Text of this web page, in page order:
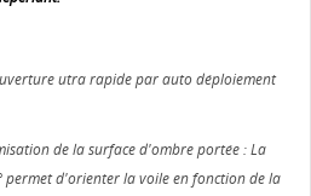
utra rapide par auto déploiement
de la surface d'ombre portée : La
d'orienter la voile en fonction de la